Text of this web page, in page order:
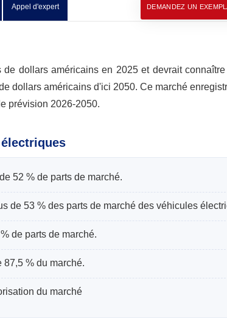
Appel d'expert DEMANDEZ UN
dollars américains en 2025 et devrait
dollars américains d'ici 2050. Ce marché
prévision 2026-2050.
52 % de parts de marché.
de 53 % des parts de marché des véhicules
de parts de marché.
87,5 % du marché.
du marché